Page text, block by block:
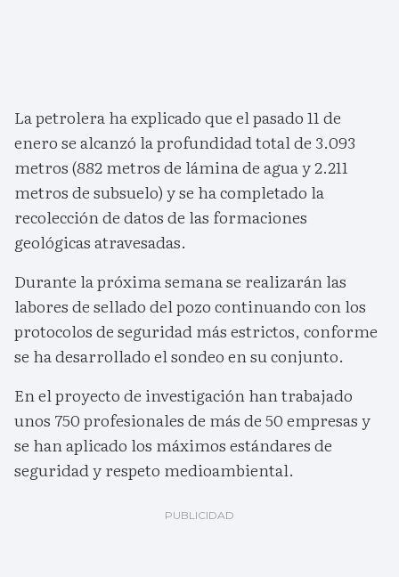
La petrolera ha explicado que el pasado 11 de
enero se alcanzó la profundidad total de 3.093
metros (882 metros de lámina de agua y 2.211
metros de subsuelo) y se ha completado la
recolección de datos de las formaciones
geológicas atravesadas.
Durante la próxima semana se realizarán las
labores de sellado del pozo continuando con los
protocolos de seguridad más estrictos, conforme
se ha desarrollado el sondeo en su conjunto.
En el proyecto de investigación han trabajado
unos 750 profesionales de más de 50 empresas y
se han aplicado los máximos estándares de
seguridad y respeto medioambiental.